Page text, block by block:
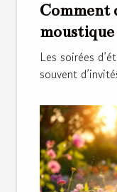
Comment
jardin ?
Les soirées
souvent